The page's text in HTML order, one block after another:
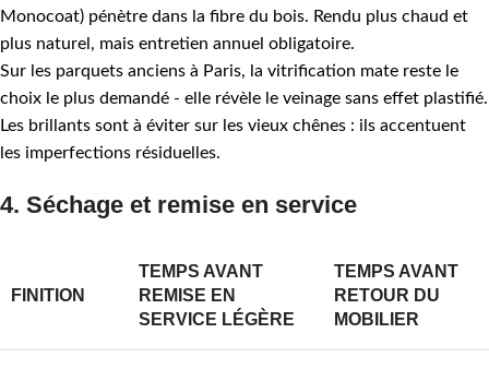
Monocoat) pénètre dans la fibre du bois. Rendu plus chaud et
plus naturel, mais entretien annuel obligatoire.
Sur les parquets anciens à Paris, la vitrification mate reste le
choix le plus demandé - elle révèle le veinage sans effet plastifié.
Les brillants sont à éviter sur les vieux chênes : ils accentuent
les imperfections résiduelles.
4. Séchage et remise en service
FINITION
TEMPS AVANT
REMISE EN
SERVICE LÉGÈRE
TEMPS AVANT
RETOUR DU
MOBILIER